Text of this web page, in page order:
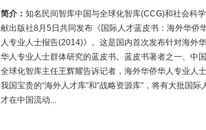
简介： 知名民间智库中国与全球化智库(CCG)和社会科
献出版社8月5日共同发布《国际人才蓝皮书：海外华侨
人专业人士报告(2014)》。这是国内首次发布针对海外
华人专业人士群体研究的蓝皮书。蓝皮书著者之一、中
全球化智库主任王辉耀告诉记者，海外华侨华人专业人
我国宝贵的“海外人才库”和“战略资源库”，将有大批国际
才在中国流动...